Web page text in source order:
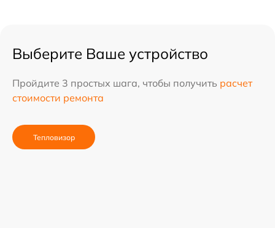
Выберите Ваше устройство
Пройдите 3 простых шага, чтобы получить расчет
стоимости ремонта
Тепловизор